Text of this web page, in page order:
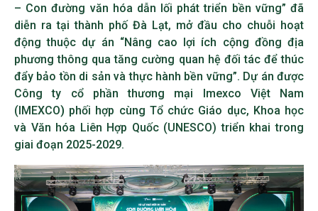
– Con đường văn hóa dẫn lối phát triển bền vững” đã
diễn ra tại thành phố Đà Lạt, mở đầu cho chuỗi hoạt
động thuộc dự án “Nâng cao lợi ích cộng đồng địa
phương thông qua tăng cường quan hệ đối tác để thúc
đẩy bảo tồn di sản và thực hành bền vững”. Dự án được
Công ty cổ phần thương mại Imexco Việt Nam
(IMEXCO) phối hợp cùng Tổ chức Giáo dục, Khoa học
và Văn hóa Liên Hợp Quốc (UNESCO) triển khai trong
giai đoạn 2025-2029.